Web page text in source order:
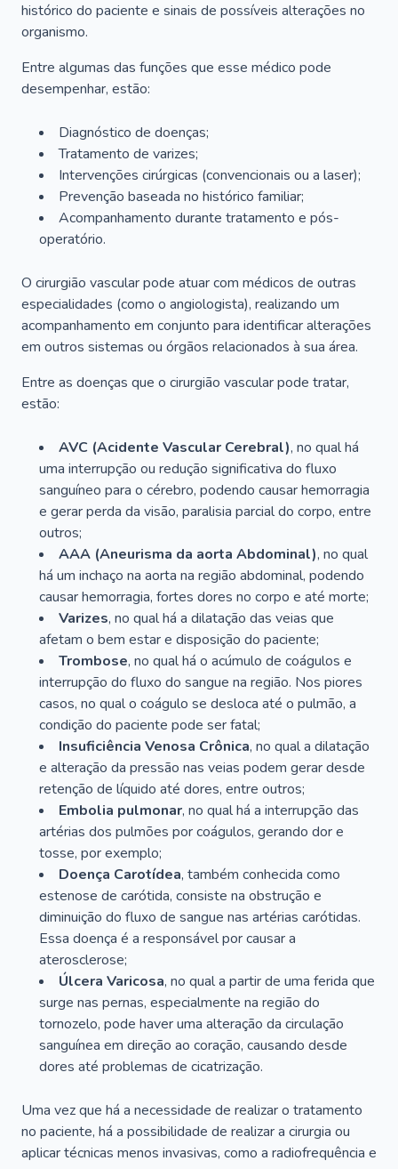
histórico do paciente e sinais de possíveis alterações no
organismo.
Entre algumas das funções que esse médico pode
desempenhar, estão:
Diagnóstico de doenças;
Tratamento de varizes;
Intervenções cirúrgicas (convencionais ou a laser);
Prevenção baseada no histórico familiar;
Acompanhamento durante tratamento e pós-
operatório.
O cirurgião vascular pode atuar com médicos de outras
especialidades (como o angiologista), realizando um
acompanhamento em conjunto para identificar alterações
em outros sistemas ou órgãos relacionados à sua área.
Entre as doenças que o cirurgião vascular pode tratar,
estão:
AVC (Acidente Vascular Cerebral), no qual há
uma interrupção ou redução significativa do fluxo
sanguíneo para o cérebro, podendo causar hemorragia
e gerar perda da visão, paralisia parcial do corpo, entre
outros;
AAA (Aneurisma da aorta Abdominal), no qual
há um inchaço na aorta na região abdominal, podendo
causar hemorragia, fortes dores no corpo e até morte;
Varizes, no qual há a dilatação das veias que
afetam o bem estar e disposição do paciente;
Trombose, no qual há o acúmulo de coágulos e
interrupção do fluxo do sangue na região. Nos piores
casos, no qual o coágulo se desloca até o pulmão, a
condição do paciente pode ser fatal;
Insuficiência Venosa Crônica, no qual a dilatação
e alteração da pressão nas veias podem gerar desde
retenção de líquido até dores, entre outros;
Embolia pulmonar, no qual há a interrupção das
artérias dos pulmões por coágulos, gerando dor e
tosse, por exemplo;
Doença Carotídea, também conhecida como
estenose de carótida, consiste na obstrução e
diminuição do fluxo de sangue nas artérias carótidas.
Essa doença é a responsável por causar a
aterosclerose;
Úlcera Varicosa, no qual a partir de uma ferida que
surge nas pernas, especialmente na região do
tornozelo, pode haver uma alteração da circulação
sanguínea em direção ao coração, causando desde
dores até problemas de cicatrização.
Uma vez que há a necessidade de realizar o tratamento
no paciente, há a possibilidade de realizar a cirurgia ou
aplicar técnicas menos invasivas, como a radiofrequência e